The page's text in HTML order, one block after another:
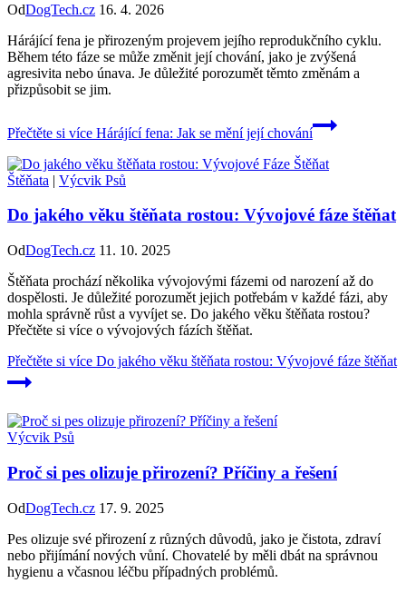
OdDogTech.cz 16. 4. 2026
Hárájící fena je přirozeným projevem jejího reprodukčního cyklu.
Během této fáze se může změnit její chování, jako je zvýšená
agresivita nebo únava. Je důležité porozumět těmto změnám a
přizpůsobit se jim.
Přečtěte si více Hárájící fena: Jak se mění její chování
Štěňata | Výcvik Psů
Do jakého věku štěňata rostou: Vývojové fáze štěňat
OdDogTech.cz 11. 10. 2025
Štěňata prochází několika vývojovými fázemi od narození až do
dospělosti. Je důležité porozumět jejich potřebám v každé fázi, aby
mohla správně růst a vyvíjet se. Do jakého věku štěňata rostou?
Přečtěte si více o vývojových fázích štěňat.
Přečtěte si více Do jakého věku štěňata rostou: Vývojové fáze štěňat
Výcvik Psů
Proč si pes olizuje přirození? Příčiny a řešení
OdDogTech.cz 17. 9. 2025
Pes olizuje své přirození z různých důvodů, jako je čistota, zdraví
nebo přijímání nových vůní. Chovatelé by měli dbát na správnou
hygienu a včasnou léčbu případných problémů.